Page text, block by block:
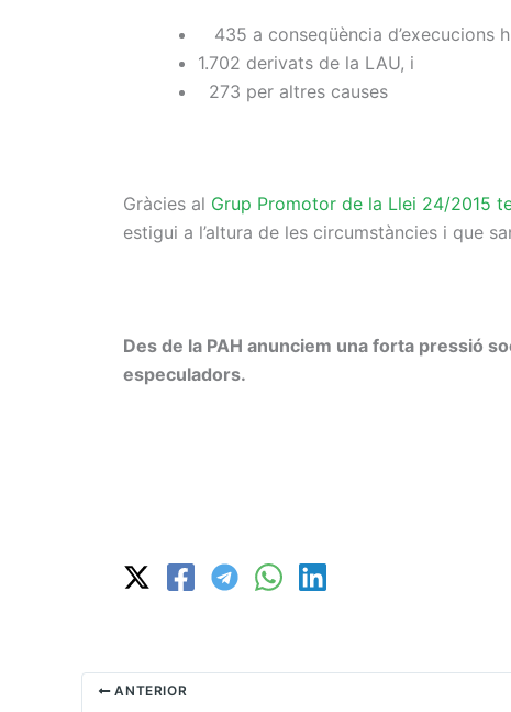
435 a conseqüència d’execucions
1.702 derivats de la LAU, i
273 per altres causes
Gràcies al Grup Promotor de la Llei 24/2015
estigui a l’altura de les circumstàncies i que
Des de la PAH anunciem una forta pressió
especuladors.
ANTERIOR